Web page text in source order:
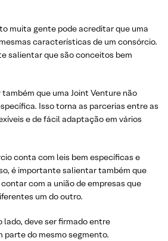
muita gente pode acreditar que uma
características de um consórcio.
salientar que são conceitos bem
que uma Joint Venture não
Isso torna as parcerias entre as
e de fácil adaptação em vários
conta com leis bem específicas e
é importante salientar também que
com a união de empresas que
um do outro.
lado, deve ser firmado entre
parte do mesmo segmento.